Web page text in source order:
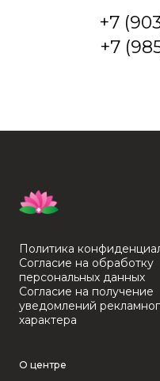
+7
+7
Политика
Согласие на обработку
персональных данных
Согласие на получение
уведомлений
характера
О центре